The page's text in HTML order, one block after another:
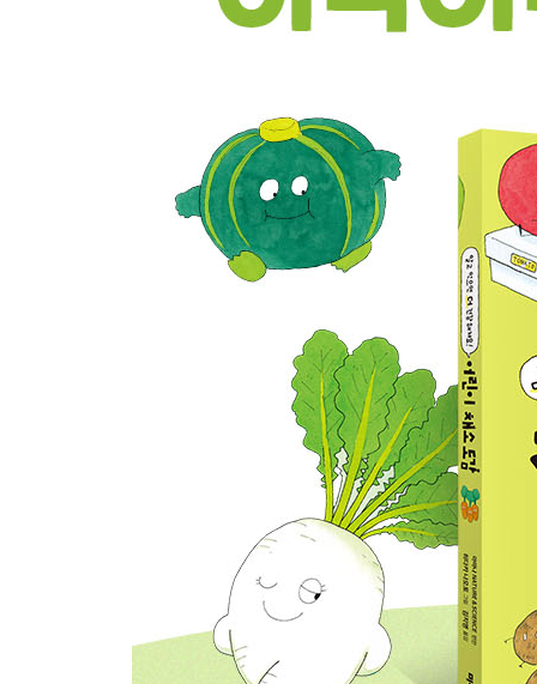
3장 잎에는 잎만의 사정이 있어요
배추는 겨울이 되면 끈으로 꽁꽁 묶여요 ··· 배추 74
시금치는 성별을 알기도 전에 먹혀 버려요 ··· 시금
양상추는 쓴 우유로 벌레로부터 몸을 지켜요 ··· 양
대파는 자라나도 다시 땅에 파묻혀요 ··· 파 86
채소 칼럼 추위를 견디며 맛있어져요 ··· 90
숙주는 비리비리하지 않아요 ··· 숙주 92
풋콩은 이름 그대로 ‘덜 익은 콩’이에요 ··· 풋콩 96
피라미드는 마늘 덕분에 완성되었다 해도 과언이
양파는 살아남기 위해 둥글어졌어요 ··· 양파 104
고추를 핥기만 해도 정말 매운맛을 보게 돼요 ··· 고
단호박은 여름에 나는데 다들 겨울이 제철이라고
채소 칼럼 씩씩한 채소의 어여쁜 꽃 ··· 116
5장 정말··· 채소 맞아요?
멜론의 그물 무늬는 상처 딱지예요 ··· 멜론 118